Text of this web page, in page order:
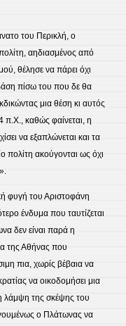
του Περικλή, ο
αηδιασμένος από
θέλησε να πάρει όχι
πίσω του που δε θα
μια θέση κι αυτός
π.Χ., καθώς φαίνεται, η
να εξαπλώνεται και τα
πολίτη ακούγονται ως όχι
φυγή του Αριστοφάνη
ένδυμα που ταυτίζεται
δεν είναι παρά η
της Αθήνας που
πια, χωρίς βέβαια να
να οικοδομήσει μια
λάμψη της σκέψης του
ο Πλάτωνας να